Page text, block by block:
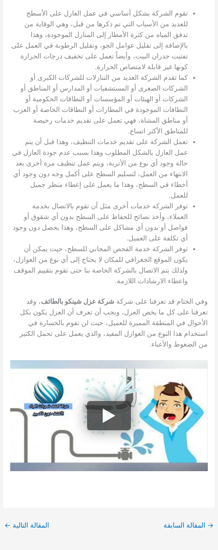
تقوم الشركة بشكل أساسي في عمل العازل على الأسطح
للعديد من الأسباب التي تم ذكرها من قبل، وهي الوقاية من
تدفق المياه من كثرة الأمطار إلى المنازل الموجودة، وهذا
بالإضافة إلى تقليل عوامل الجو، وتقليل الرطوبة في العمل على
تفتيت جدران البيت، وأيضاً تعمل على تخفيف درجات الحرارة
كونها غير قابلة لامتصاص الحرارة.
كما تقدم الشركة العديد من التنازلات للشركات الكبرى أو
الشركات الصغرى أو المستشفيات أو المدارس أو المناطق أو
الشركات أو الهيئات أو المؤسسات أو النطاقات الحكومية أو
النطاقات الموجودة في المطارات أو النطاقات الخاصة أو العزب
أو مناطق المشاة، فهي تعمل على تقديم خدمات رخيصة
للمناطق الأكثر اتساع.
تعمل الشركة على تقديم خدمات التنظيف، وهذا قبل أن يتم
عمل العازل بالشكل المطلوب وهذا بسبب عدم جودة العازل في
حالة وجود أي نوع من الأتربة، ويتم عمل تنظيف مرة أخرى بعد
الانتهاء من العمل، لتسليم السطح على أكمل وجه دون وجود أي
أخطاء في السطح، وهذا ما يعمل على إعطاء منظر جميل
للعمل.
توفر الشركة خدمات أخرى مثل أن تقوم بالاتصال بخدمة
العملاء، وأخذ نصائح للحفاظ على السطح بدون أي شقوق أو
فواصل أو بدون أي مشاكل على السطح، وهذا يحصل دون وجود
أي تكلفة على العميل.
توفر الشركة خدمة الفحص المجاني للسطح، حيث يمكن أن
يكون الموقع الجغرافي للمكان لا يحتاج إلى أي نوع من العوازل،
ولذلك يتم الاتصال بالشركة الخاصة بنا حتى تقوم بتقييم الموقف
واعطاء الارشادات اللازمة.
وفي الختام قد تعرفنا على شركة شركة عزل شينكو بالطائف، وقد
تعرفنا على كل ما يخص العزل، ويجب أن تعرف أن العزل يكون بكل
الأحوال في المنطقة المميزة للعميل، حيث لن تقوم بالخسارة في
استخدام هذا النوع من العوازل المفيد، والذي يعمل على تحمل الكثير
من الضغوط والأعباء.
→ المقالة السابقة المقالة التالية ←